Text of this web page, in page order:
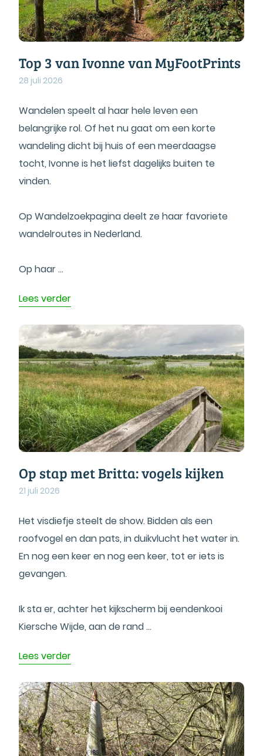
Top 3 van Ivonne van MyFootPrints
28 juli 2026
Wandelen speelt al haar hele leven een
belangrijke rol. Of het nu gaat om een korte
wandeling dicht bij huis of een meerdaagse
tocht, Ivonne is het liefst dagelijks buiten te
vinden.
Op Wandelzoekpagina deelt ze haar favoriete
wandelroutes in Nederland.
Op haar ...
Lees verder
Op stap met Britta: vogels kijken
21 juli 2026
Het visdiefje steelt de show. Bidden als een
roofvogel en dan pats, in duikvlucht het water in.
En nog een keer en nog een keer, tot er iets is
gevangen.
Ik sta er, achter het kijkscherm bij eendenkooi
Kiersche Wijde, aan de rand ...
Lees verder